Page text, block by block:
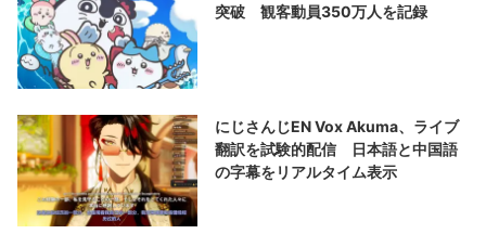
突破 観客動員350万人を記録
にじさんじEN Vox Akuma、ライブ
翻訳を試験的配信 日本語と中国語
の字幕をリアルタイム表示